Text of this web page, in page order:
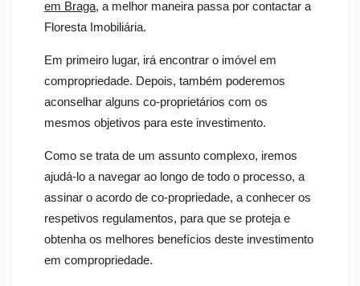
em Braga, a melhor maneira passa por contactar a
Floresta Imobiliária.
Em primeiro lugar, irá encontrar o imóvel em
compropriedade. Depois, também poderemos
aconselhar alguns co-proprietários com os
mesmos objetivos para este investimento.
Como se trata de um assunto complexo, iremos
ajudá-lo a navegar ao longo de todo o processo, a
assinar o acordo de co-propriedade, a conhecer os
respetivos regulamentos, para que se proteja e
obtenha os melhores benefícios deste investimento
em compropriedade.